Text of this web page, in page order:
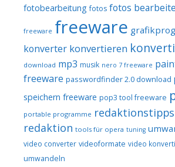
fotobearbeitung fotos fotos
freeware freeware
konverter konvertieren
download mp3 musik nero 7 freeware
freeware passwordfinder 2.0 download
speichern freeware pop3 tool freeware
portable programme redaktionstipps
redaktion tools für opera tuning
video converter videoformate video
umwandeln